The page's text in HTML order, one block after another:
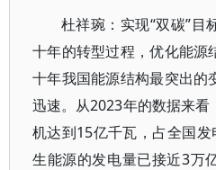
杜祥琬：实现“双碳”目
十年的转型过程，优化能源
十年我国能源结构最突出的
迅速。从2023年的数据来
机达到15亿千瓦，占全国
生能源的发电量已接近3万